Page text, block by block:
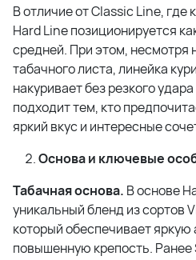
В отличие от Classic Line, где
Hard Line позиционируется
средней. При этом, несмотря
табачного листа, линейка
накуривает без резкого
подходит тем, кто
яркий вкус и интересные
Основа и ключевые
Табачная основа. В основе
уникальный бленд из сортов
который обеспечивает яркую
повышенную крепость.